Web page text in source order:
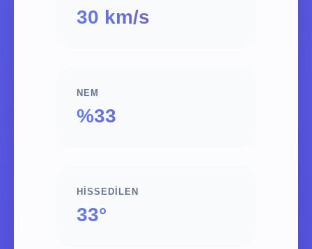
30 km/s
NEM
%33
HISSEDILEN
33°